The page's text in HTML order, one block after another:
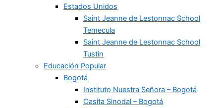
Estados Unidos
Saint Jeanne de Lestonnac School
Temecula
Saint Jeanne de Lestonnac School
Tustin
Educación Popular
Bogotá
Instituto Nuestra Señora – Bogotá
Casita Sinodal – Bogotá